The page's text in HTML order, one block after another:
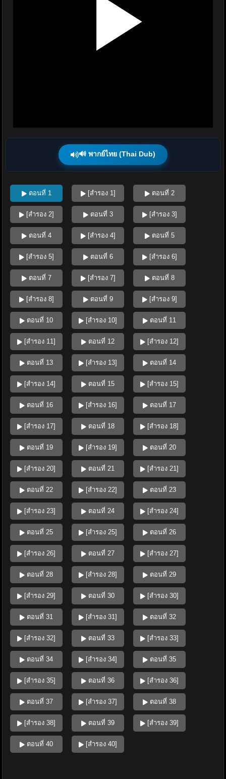
🔊 พากย์ไทย (Thai Dub)
ตอนที่ 1 [สำรอง 1] ตอนที่ 2
[สำรอง 2] ตอนที่ 3 [สำรอง 3]
ตอนที่ 4 [สำรอง 4] ตอนที่ 5
[สำรอง 5] ตอนที่ 6 [สำรอง 6]
ตอนที่ 7 [สำรอง 7] ตอนที่ 8
[สำรอง 8] ตอนที่ 9 [สำรอง 9]
ตอนที่ 10 [สำรอง 10] ตอนที่ 11
[สำรอง 11] ตอนที่ 12 [สำรอง 12]
ตอนที่ 13 [สำรอง 13] ตอนที่ 14
[สำรอง 14] ตอนที่ 15 [สำรอง 15]
ตอนที่ 16 [สำรอง 16] ตอนที่ 17
[สำรอง 17] ตอนที่ 18 [สำรอง 18]
ตอนที่ 19 [สำรอง 19] ตอนที่ 20
[สำรอง 20] ตอนที่ 21 [สำรอง 21]
ตอนที่ 22 [สำรอง 22] ตอนที่ 23
[สำรอง 23] ตอนที่ 24 [สำรอง 24]
ตอนที่ 25 [สำรอง 25] ตอนที่ 26
[สำรอง 26] ตอนที่ 27 [สำรอง 27]
ตอนที่ 28 [สำรอง 28] ตอนที่ 29
[สำรอง 29] ตอนที่ 30 [สำรอง 30]
ตอนที่ 31 [สำรอง 31] ตอนที่ 32
[สำรอง 32] ตอนที่ 33 [สำรอง 33]
ตอนที่ 34 [สำรอง 34] ตอนที่ 35
[สำรอง 35] ตอนที่ 36 [สำรอง 36]
ตอนที่ 37 [สำรอง 37] ตอนที่ 38
[สำรอง 38] ตอนที่ 39 [สำรอง 39]
ตอนที่ 40 [สำรอง 40]